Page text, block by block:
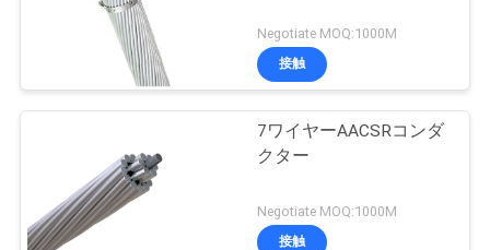
Negotiate MOQ:1000M
接触
7ワイヤーAACSRコンダ
クター
Negotiate MOQ:1000M
接触